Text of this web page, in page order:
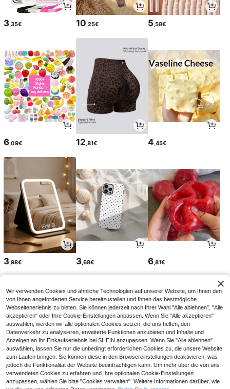
3 ,35€ 10 ,25€ 5 ,58€
6,09€ 12,81€ 4,45€
3,98€ 3,68€ 6,81€
37,61€ 2,78€ 3 ,08€
Wir verwenden Cookies und ähnliche Technologien auf unserer Website, um Ihnen den
von Ihnen angeforderten Service bereitzustellen und Ihnen das bestmögliche
Webseitenerlebnis zu bieten. Sie können jederzeit nach Ihrer Wahl "Alle ablehnen", "Alle
akzeptieren" oder Ihre Cookie-Einstellungen anpassen. Wenn Sie "Alle akzeptieren"
auswählen, werden wir alle optionalen Cookies setzen, die uns helfen, den
Datenverkehr zu analysieren, erweiterte Funktionen anzubieten und Inhalte und
Anzeigen an Ihr Einkaufserlebnis bei SHEIN anzupassen. Wenn Sie "Alle ablehnen"
auswählen, lassen Sie nur die unbedingt erforderlichen Cookies zu, die unsere Website
zum Laufen bringen. Sie können diese in den Browsereinstellungen deaktivieren, was
jedoch die Funktionalität der Website beeinträchtigen kann. Um mehr über die von uns
verwendeten Cookies zu erfahren und Ihre optionalen Cookie-Einstellungen
anzupassen, wählen Sie bitte "Cookies verwalten". Weitere Informationen darüber, wie